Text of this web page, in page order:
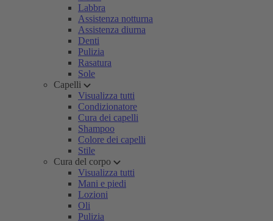
Labbra
Assistenza notturna
Assistenza diurna
Denti
Pulizia
Rasatura
Sole
Capelli
Visualizza tutti
Condizionatore
Cura dei capelli
Shampoo
Colore dei capelli
Stile
Cura del corpo
Visualizza tutti
Mani e piedi
Lozioni
Oli
Pulizia